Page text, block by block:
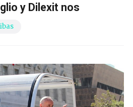
y Dilexit nos